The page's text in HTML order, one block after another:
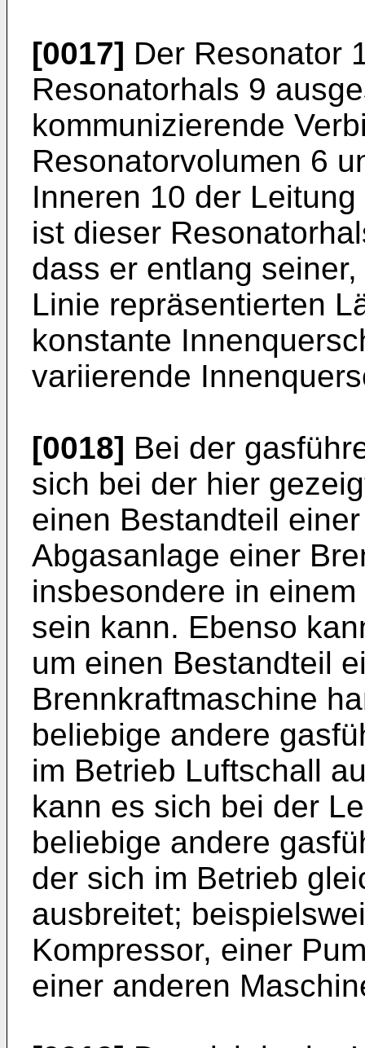
[0017] Der Resonator
Resonatorhals 9
kommunizierende
Resonatorvolumen 6
Inneren 10 der
ist dieser
dass er entlang
Linie repräsentierten
konstante
variierende
[0018] Bei der
sich bei der hier
einen Bestandteil
Abgasanlage einer
insbesondere in
sein kann. Ebenso
um einen Bestandteil
Brennkraftmaschine
beliebige andere
im Betrieb Luftschall
kann es sich bei der
beliebige andere
der sich im Betrieb
ausbreitet;
Kompressor, einer
einer anderen